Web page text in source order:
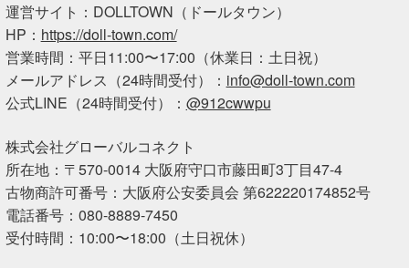
運営サイト：DOLLTOWN（ドールタウン）
HP： https://doll-town.com/
営業時間：平日11:00〜17:00（休業日：土日祝）
メールアドレス（24時間受付）： info@doll-town.com
公式LINE（24時間受付）： @912cwwpu
株式会社グローバルコネクト
所在地：〒570-0014 大阪府守口市藤田町3丁目47-4
古物商許可番号：大阪府公安委員会 第622220174852号
電話番号：080-8889-7450
受付時間：10:00〜18:00（土日祝休）